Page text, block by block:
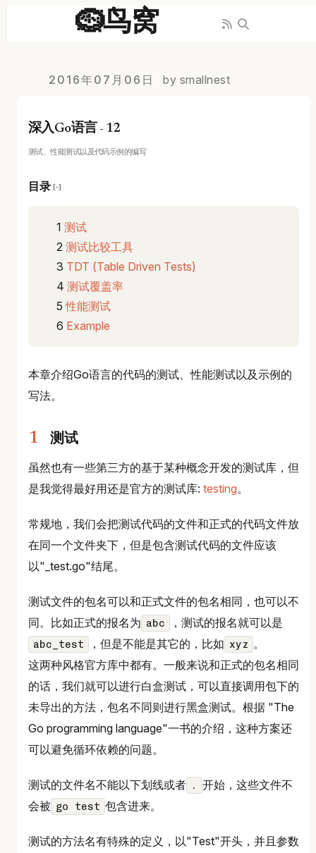
🪹鸟窝
2016年07月06日 by smallnest
深入Go语言 - 12
测试、性能测试以及代码示例的编写
目录 [−]
测试
测试比较工具
TDT (Table Driven Tests)
测试覆盖率
性能测试
Example
本章介绍Go语言的代码的测试、性能测试以及示例的
写法。
测试
虽然也有一些第三方的基于某种概念开发的测试库，但
是我觉得最好用还是官方的测试库: testing。
常规地，我们会把测试代码的文件和正式的代码文件放
在同一个文件夹下，但是包含测试代码的文件应该
以"_test.go"结尾。
测试文件的包名可以和正式文件的包名相同，也可以不
同。比如正式的报名为 abc ，测试的报名就可以是
abc_test ，但是不能是其它的，比如 xyz 。
这两种风格官方库中都有。一般来说和正式的包名相同
的话，我们就可以进行白盒测试，可以直接调用包下的
未导出的方法，包名不同则进行黑盒测试。根据 "The
Go programming language"一书的介绍，这种方案还
可以避免循环依赖的问题。
测试的文件名不能以下划线或者 .
开始，这些文件不
会被 go test 包含进来。
测试的方法名有特殊的定义，以"Test"开头，并且参数